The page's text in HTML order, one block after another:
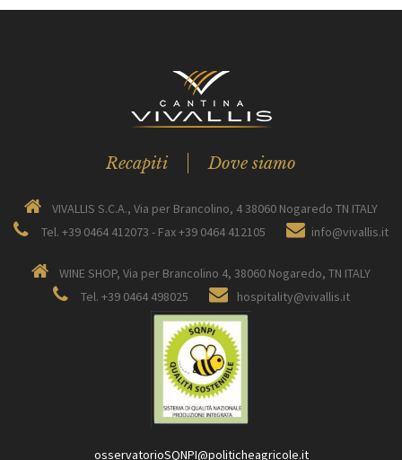
Recapiti Dove siamo
VIVALLIS S.C.A., Via per Brancolino, 4 38060 Nogaredo TN ITALY
Tel. +39 0464 412073 - Fax +39 0464 412105
info@vivallis.it
WINE SHOP, Via per Brancolino 4, 38060 Nogaredo, TN ITALY
Tel. +39 0464 498025
hospitality@vivallis.it
osservatorioSQNPI@politicheagricole.it